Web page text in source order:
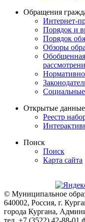
Обращения
Интернет-
Порядок и
Порядок
Обзоры
Обобщенная
Социальные
Открытые данные
Реестр
Поиск
Поиск
Карта сайта
© Муниципальное
640002, Россия, г.
города Кургана,
тел. +7 (3522) 42-88-01